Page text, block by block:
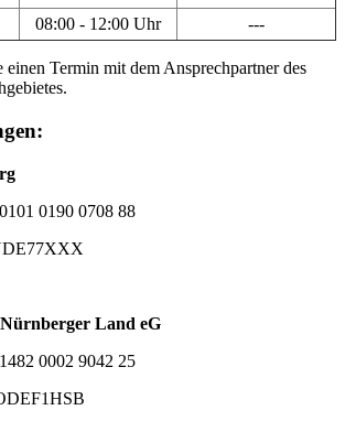
08:00 - 12:00 Uhr ---
einen Termin mit dem Ansprechpartner des
0190 0708 88
Land eG
0002 9042 25